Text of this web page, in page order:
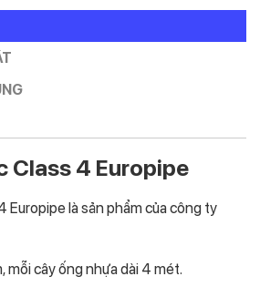
Class 4 Europipe
Europipe là sản phẩm của công ty
mỗi cây ống nhựa dài 4 mét.